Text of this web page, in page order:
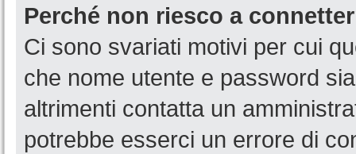
Perché non riesco a
Ci sono svariati motivi per cui
che nome utente e password
altrimenti contatta un
potrebbe esserci un errore di